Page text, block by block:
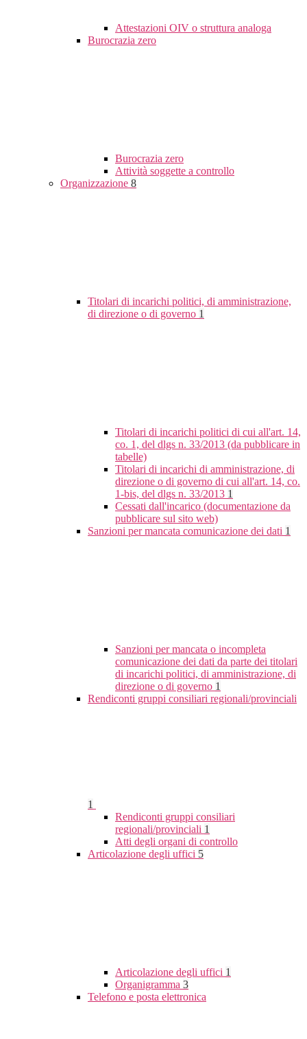
Attestazioni OIV o struttura analoga
Burocrazia zero
Burocrazia zero
Attività soggette a controllo
Organizzazione 8
Titolari di incarichi politici, di amministrazione,
di direzione o di governo 1
Titolari di incarichi politici di cui all'art. 14,
co. 1, del dlgs n. 33/2013 (da pubblicare in
tabelle)
Titolari di incarichi di amministrazione, di
direzione o di governo di cui all'art. 14, co.
1-bis, del dlgs n. 33/2013 1
Cessati dall'incarico (documentazione da
pubblicare sul sito web)
Sanzioni per mancata comunicazione dei dati 1
Sanzioni per mancata o incompleta
comunicazione dei dati da parte dei titolari
di incarichi politici, di amministrazione, di
direzione o di governo 1
Rendiconti gruppi consiliari regionali/provinciali
1
Rendiconti gruppi consiliari
regionali/provinciali 1
Atti degli organi di controllo
Articolazione degli uffici 5
Articolazione degli uffici 1
Organigramma 3
Telefono e posta elettronica